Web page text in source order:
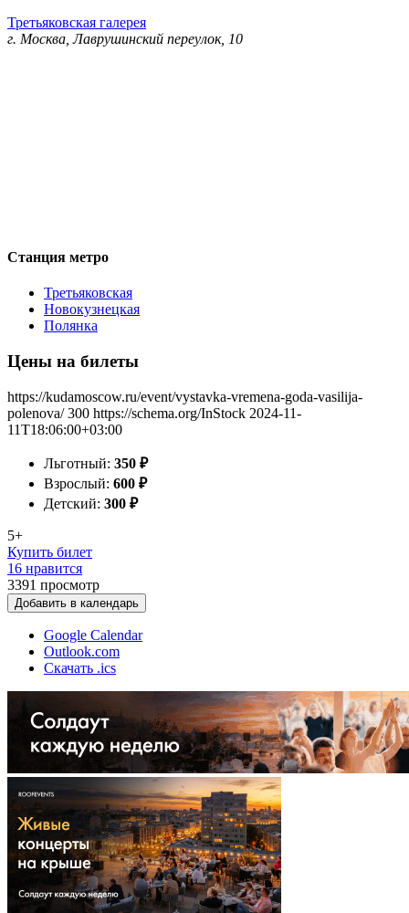
Третьяковская галерея
г. Москва, Лаврушинский переулок, 10
Станция метро
Третьяковская
Новокузнецкая
Полянка
Цены на билеты
https://kudamoscow.ru/event/vystavka-vremena-goda-vasilija-
polenova/ 300 https://schema.org/InStock 2024-11-
11T18:06:00+03:00
Льготный: 350 ₽
Взрослый: 600 ₽
Детский: 300 ₽
5+
Купить билет
16 нравится
3391 просмотр
Добавить в календарь
Google Calendar
Outlook.com
Скачать .ics